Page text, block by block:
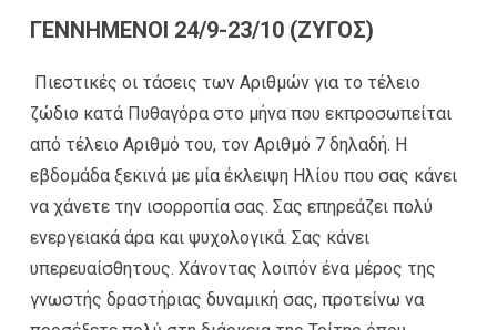
ΓΕΝΝΗΜΕΝΟΙ 24/9-23/10 (ΖΥΓΟΣ)
Πιεστικές οι τάσεις των Αριθμών για το τέλειο
ζώδιο κατά Πυθαγόρα στο μήνα που εκπροσωπείται
από τέλειο Αριθμό του, τον Αριθμό 7 δηλαδή. Η
εβδομάδα ξεκινά με μία έκλειψη Ηλίου που σας κάνει
να χάνετε την ισορροπία σας. Σας επηρεάζει πολύ
ενεργειακά άρα και ψυχολογικά. Σας κάνει
υπερευαίσθητους. Χάνοντας λοιπόν ένα μέρος της
γνωστής δραστήριας δυναμική σας, προτείνω να